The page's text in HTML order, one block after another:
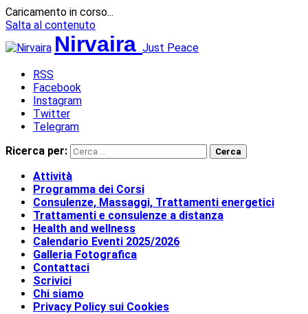
Caricamento in corso...
Salta al contenuto
Nirvaira Just Peace
RSS
Facebook
Instagram
Twitter
Telegram
Ricerca per:
Attività
Programma dei Corsi
Consulenze, Massaggi, Trattamenti energetici
Trattamenti e consulenze a distanza
Health and wellness
Calendario Eventi 2025/2026
Galleria Fotografica
Contattaci
Scrivici
Chi siamo
Privacy Policy sui Cookies